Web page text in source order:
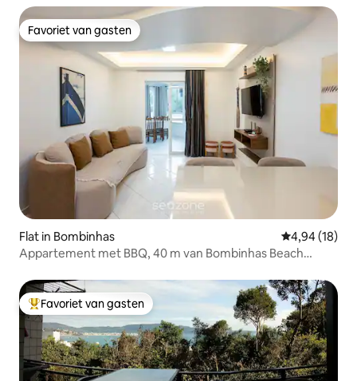
Favoriet van gasten
Favoriet van gasten
Flat in Bombinhas Gemiddelde
4,94 (18)
Appartement met BBQ, 40 m van Bombinhas Beach
Topfavoriet van gasten
Favoriet van gasten